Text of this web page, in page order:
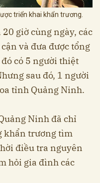
triển khai khẩn trương.
giờ cùng ngày, các
và đưa được tổng
có 5 người thiệt
sau đó, 1 người
tỉnh Quảng Ninh.
Ninh đã chỉ
khẩn trương tìm
điều tra nguyên
hỏi gia đình các